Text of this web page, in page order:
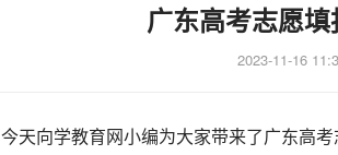
广东高考志愿
2023-11-16
今天向学教育网小编为大家带来了广东高